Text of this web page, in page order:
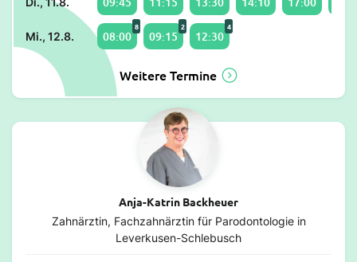
Mi., 12.8. 08:00
8
09:15
2
12:30
4
Weitere Termine
Anja-Katrin Backheuer
Zahnärztin, Fachzahnärztin für Parodontologie in
Leverkusen-Schlebusch